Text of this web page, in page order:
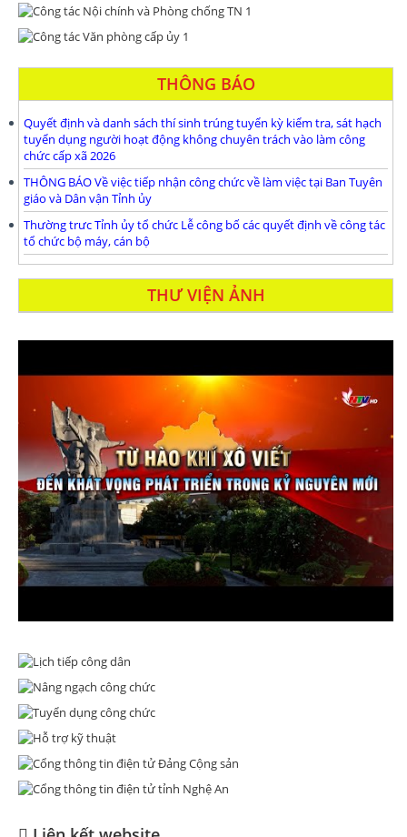
THÔNG BÁO
Quyết định và danh sách thí sinh trúng tuyển kỳ kiểm tra, sát hạch
tuyển dụng người hoạt động không chuyên trách vào làm công
chức cấp xã 2026
THÔNG BÁO Về việc tiếp nhận công chức về làm việc tại Ban Tuyên
giáo và Dân vận Tỉnh ủy
Thường trưc Tỉnh ủy tổ chức Lễ công bố các quyết định về công tác
tổ chức bộ máy, cán bộ
THƯ VIỆN ẢNH